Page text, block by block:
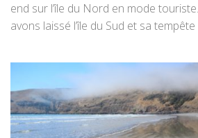
end sur l’île du Nord en mode
avons laissé l’île du Sud et sa